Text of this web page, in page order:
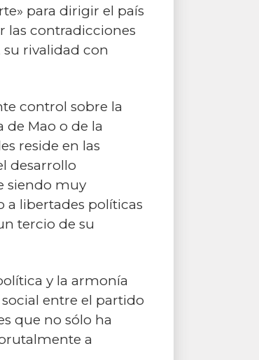
para dirigir el país
las contradicciones
su rivalidad con
control sobre la
Mao o de la
reside en las
desarrollo
siendo muy
a libertades políticas
tercio de su
y la armonía
entre el partido
que no sólo ha
a